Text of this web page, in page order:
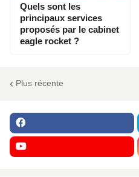
Quels sont les
principaux services
proposés par le cabinet
eagle rocket ?
Plus récente